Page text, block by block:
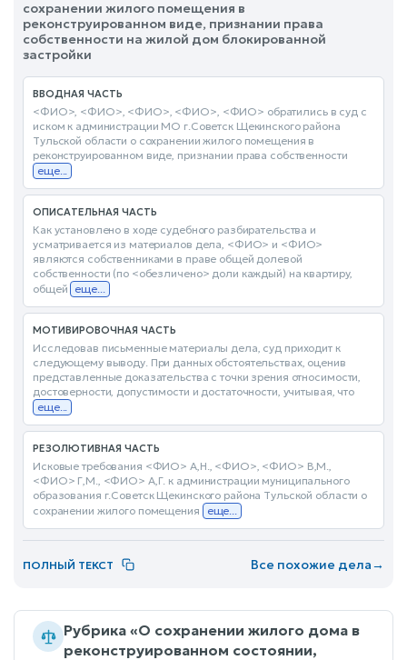
сохранении жилого помещения в
реконструированном виде, признании права
собственности на жилой дом блокированной
застройки
ВВОДНАЯ ЧАСТЬ
<ФИО>, <ФИО>, <ФИО>, <ФИО>, <ФИО> обратились в суд с
иском к администрации МО г.Советск Щекинского района
Тульской области о сохранении жилого помещения в
реконструированном виде, признании права собственности
еще...
ОПИСАТЕЛЬНАЯ ЧАСТЬ
Как установлено в ходе судебного разбирательства и
усматривается из материалов дела, <ФИО> и <ФИО>
являются собственниками в праве общей долевой
собственности (по <обезличено> доли каждый) на квартиру,
общей еще...
МОТИВИРОВОЧНАЯ ЧАСТЬ
Исследовав письменные материалы дела, суд приходит к
следующему выводу. При данных обстоятельствах, оценив
представленные доказательства с точки зрения относимости,
достоверности, допустимости и достаточности, учитывая, что
еще...
РЕЗОЛЮТИВНАЯ ЧАСТЬ
Исковые требования <ФИО> А,Н., <ФИО>, <ФИО> В,М.,
<ФИО> Г,М., <ФИО> А,Г. к администрации муниципального
образования г.Советск Щекинского района Тульской области о
сохранении жилого помещения
еще...
ПОЛНЫЙ ТЕКСТ Все похожие дела→
Рубрика «О сохранении жилого дома в
реконструированном состоянии,